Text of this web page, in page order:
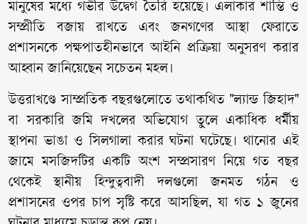
মানুষের মধ্যে গভীর উদ্বেগ তৈরি হয়েছে। এলাকার শান্তি ও
সম্প্রীতি বজায় রাখতে এবং জনগণের আস্থা ফেরাতে
প্রশাসনকে পক্ষপাতহীনভাবে আইনি প্রক্রিয়া অনুসরণ করার
আহ্বান জানিয়েছেন সচেতন মহল।
উত্তরাখণ্ডে সাম্প্রতিক বছরগুলোতে তথাকথিত "ল্যান্ড জিহাদ"
বা সরকারি জমি দখলের অভিযোগ তুলে একাধিক ধর্মীয়
স্থাপনা ভাঙা ও সিলগালা করার ঘটনা ঘটেছে। থানোর এই
জামে মসজিদটির একটি অংশ সম্প্রসারণ নিয়ে গত বছর
থেকেই স্থানীয় হিন্দুত্ববাদী দলগুলো জনমত গঠন ও
প্রশাসনের ওপর চাপ সৃষ্টি করে আসছিল, যা গত ১ জুনের